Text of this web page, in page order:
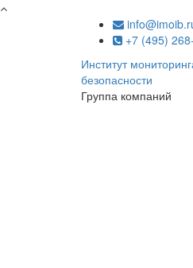
Перейти к основному содержанию
+7 (495)
Институт
безопасности
Группа компаний